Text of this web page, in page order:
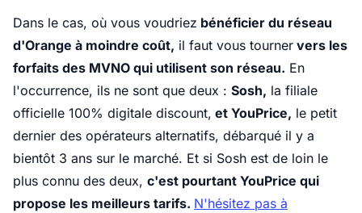
Dans le cas, où vous voudriez bénéficier du réseau
d'Orange à moindre coût, il faut vous tourner vers les
forfaits des MVNO qui utilisent son réseau. En
l'occurrence, ils ne sont que deux : Sosh, la filiale
officielle 100% digitale discount, et YouPrice, le petit
dernier des opérateurs alternatifs, débarqué il y a
bientôt 3 ans sur le marché. Et si Sosh est de loin le
plus connu des deux, c'est pourtant YouPrice qui
propose les meilleurs tarifs. N'hésitez pas à